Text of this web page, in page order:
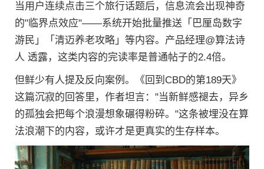
当用户连续点击三个旅行话题后，信息流会出现神奇
的"临界点效应"——系统开始批量推送「巴厘岛数字
游民」「清迈养老攻略」等内容。产品经理@算法诗
人 透露，这类内容的完读率是普通帖子的2.4倍。
但鲜少有人提及反向案例。《回到CBD的第189天》
这篇沉寂的回答里，作者坦言："当新鲜感褪去，异乡
的孤独会把每个浪漫想象碾得粉碎。"这条被埋没在算
法浪潮下的内容，或许才是更真实的生存样本。